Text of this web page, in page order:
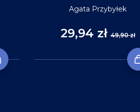
Agata Przybyłek
29,94 zł49,90 zł